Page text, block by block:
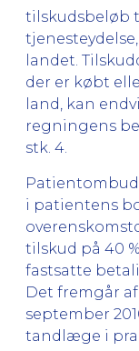
tilskudsbeløb
landet.
der er købt
land, kan
regningens
stk. 4.
i patientens
tilskud på 40
fastsatte
Det fremgår af
september
tandlæge i